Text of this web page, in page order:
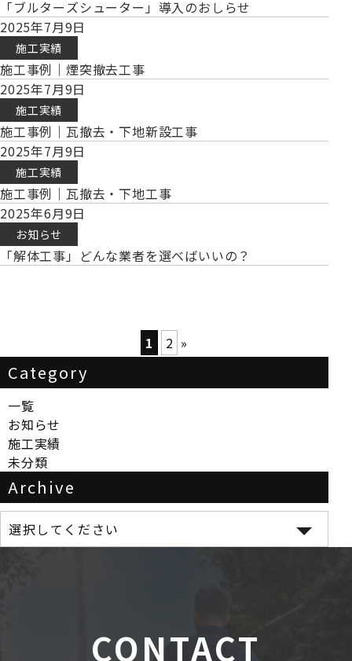
Category
一覧
お知らせ
施工実績
未分類
Archive
「ブルターズシューター」導入のおしらせ
2025年7月9日
施工実績
施工事例｜煙突撤去工事
2025年7月9日
施工実績
施工事例｜瓦撤去・下地新設工事
2025年7月9日
施工実績
施工事例｜瓦撤去・下地工事
2025年6月9日
お知らせ
「解体工事」どんな業者を選べばいいの？
1 2 »
CONTACT